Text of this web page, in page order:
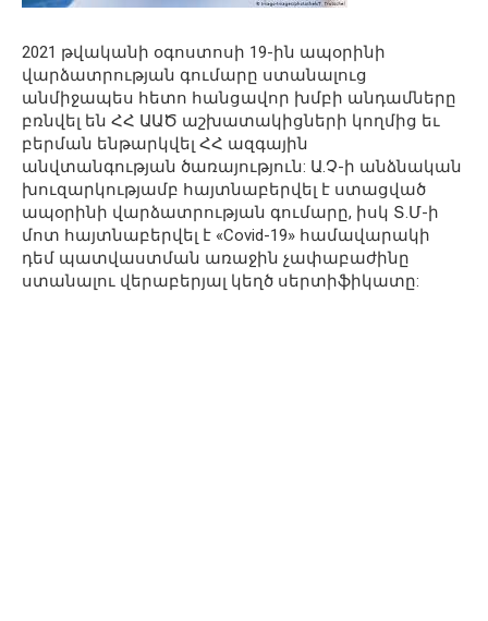
2021 թվականի օգոստոսի 19-ին ապօրինի
վարձատրության գումարը ստանալուց
անմիջապես հետո հանցավոր խմբի անդամները
բռնվել են ՀՀ ԱԱԾ աշխատակիցների կողմից եւ
բերման ենթարկվել ՀՀ ազգային
անվտանգության ծառայություն: Ա.Չ-ի անձնական
խուզարկությամբ հայտնաբերվել է ստացված
ապօրինի վարձատրության գումարը, իսկ Տ.Մ-ի
մոտ հայտնաբերվել է «Covid-19» համավարակի
դեմ պատվաստման առաջին չափաբաժինը
ստանալու վերաբերյալ կեղծ սերտիֆիկատը: